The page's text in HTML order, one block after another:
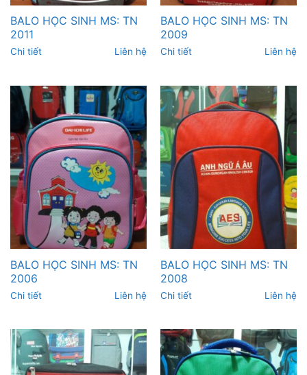
BALO HỌC SINH MS: TN
2011
Chi tiết Liên hệ
BALO HỌC SINH MS: TN
2009
Chi tiết Liên hệ
BALO HỌC SINH MS: TN
2006
Chi tiết Liên hệ
BALO HỌC SINH MS: TN
2008
Chi tiết Liên hệ